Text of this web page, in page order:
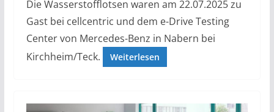
Die Wasserstofflotsen waren am 22.07.2025 zu
Gast bei cellcentric und dem e-Drive Testing
Center von Mercedes-Benz in Nabern bei
Kirchheim/Teck.
Weiterlesen